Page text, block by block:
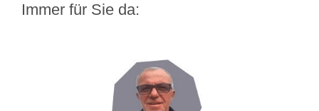
Immer für Sie da: